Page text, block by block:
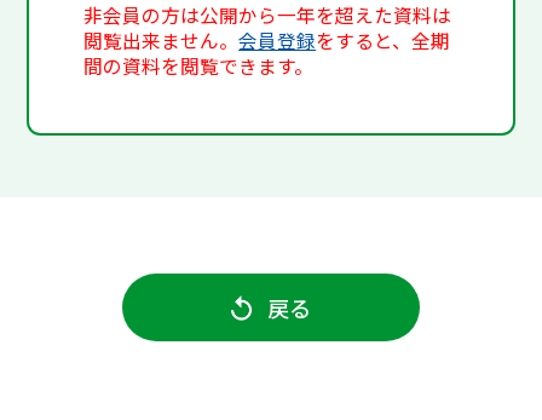
非会員の方は公開から一年を超えた資料は
閲覧出来ません。会員登録をすると、全期
間の資料を閲覧できます。
戻る